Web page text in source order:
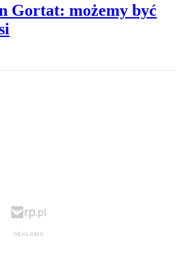
Gortat: możemy być